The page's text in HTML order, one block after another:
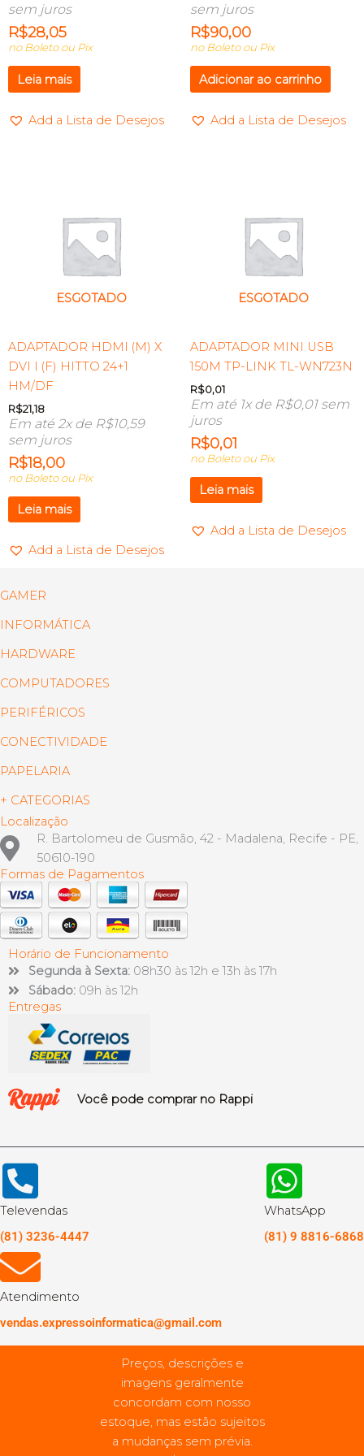
sem juros
R$28,05
no Boleto ou Pix
Leia mais
Add a Lista de Desejos
sem juros
R$90,00
no Boleto ou Pix
Adicionar ao carrinho
Add a Lista de Desejos
ESGOTADO
ADAPTADOR HDMI (M) X
DVI I (F) HITTO 24+1
HM/DF
R$21,18
Em até 2x de R$10,59
sem juros
R$18,00
no Boleto ou Pix
Leia mais
Add a Lista de Desejos
ESGOTADO
ADAPTADOR MINI USB
150M TP-LINK TL-WN723N
R$0,01
Em até 1x de R$0,01sem
juros
R$0,01
no Boleto ou Pix
Leia mais
Add a Lista de Desejos
GAMER
INFORMÁTICA
HARDWARE
COMPUTADORES
PERIFÉRICOS
CONECTIVIDADE
PAPELARIA
+ CATEGORIAS
Localização
R. Bartolomeu de Gusmão, 42 - Madalena, Recife - PE,
50610-190
Formas de Pagamentos
Horário de Funcionamento
Segunda à Sexta: 08h30 às 12h e 13h às 17h
Sábado: 09h às 12h
Entregas
Você pode comprar no Rappi
Televendas
(81) 3236-4447
WhatsApp
(81) 9 8816-6868
Atendimento
vendas.expressoinformatica@gmail.com
Preços, descrições e
imagens geralmente
concordam com nosso
estoque, mas estão sujeitos
a mudanças sem prévia.